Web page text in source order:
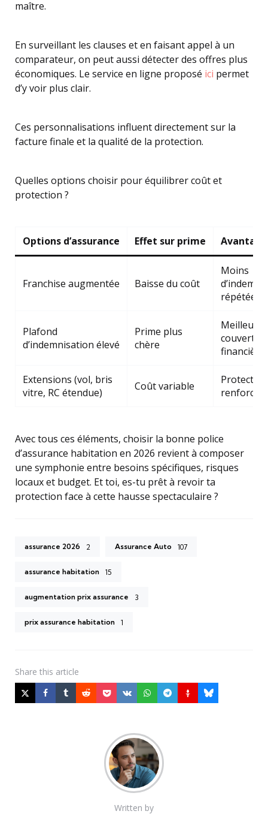
maître.
En surveillant les clauses et en faisant appel à un
comparateur, on peut aussi détecter des offres plus
économiques. Le service en ligne proposé ici permet
d’y voir plus clair.
Ces personnalisations influent directement sur la
facture finale et la qualité de la protection.
Quelles options choisir pour équilibrer coût et
protection ?
Options d’assurance Effet sur prime Avantage
Franchise augmentée Baisse du coût
Moins
répétée
Plafond
d’indemnisation élevé
Prime plus
chère
Meilleure
financière
Extensions (vol, bris
vitre, RC étendue)
Coût variable
Protection
renforcée
Avec tous ces éléments, choisir la bonne police
d’assurance habitation en 2026 revient à composer
une symphonie entre besoins spécifiques, risques
locaux et budget. Et toi, es-tu prêt à revoir ta
protection face à cette hausse spectaculaire ?
assurance 2026 2 Assurance Auto 107
assurance habitation 15
augmentation prix assurance 3
prix assurance habitation 1
Share this article
Written by